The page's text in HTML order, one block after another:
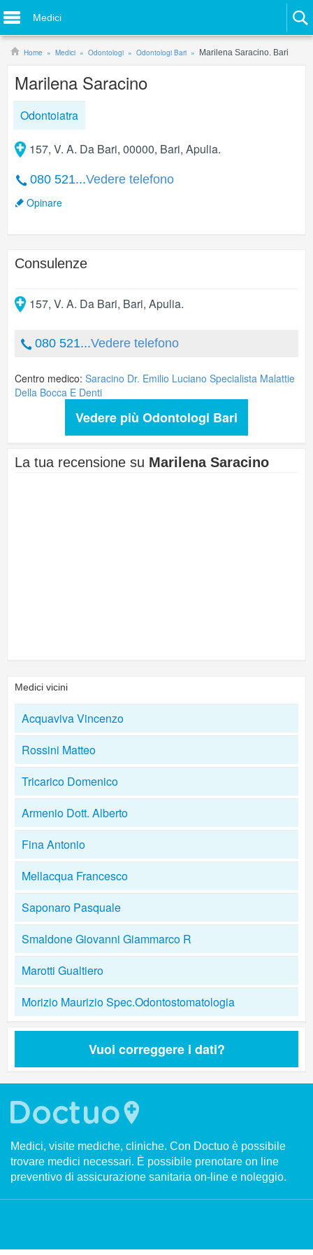
Medici
Home Medici Odontologi Odontologi Bari Marilena Saracino. Bari
Marilena Saracino
Odontoiatra
157, V. A. Da Bari, 00000, Bari, Apulia.
080 521...Vedere telefono
Opinare
Consulenze
157, V. A. Da Bari, Bari, Apulia.
080 521...Vedere telefono
Centro medico: Saracino Dr. Emilio Luciano Specialista Malattie
Della Bocca E Denti
Vedere più Odontologi Bari
La tua recensione su Marilena Saracino
Medici vicini
Acquaviva Vincenzo
Rossini Matteo
Tricarico Domenico
Armenio Dott. Alberto
Fina Antonio
Mellacqua Francesco
Saponaro Pasquale
Smaldone Giovanni Giammarco R
Marotti Gualtiero
Morizio Maurizio Spec.Odontostomatologia
Vuoi correggere i dati?
Medici, visite mediche, cliniche. Con Doctuo è possibile
trovare medici necessari. È possibile prenotare on line
preventivo di assicurazione sanitaria on-line e noleggio.